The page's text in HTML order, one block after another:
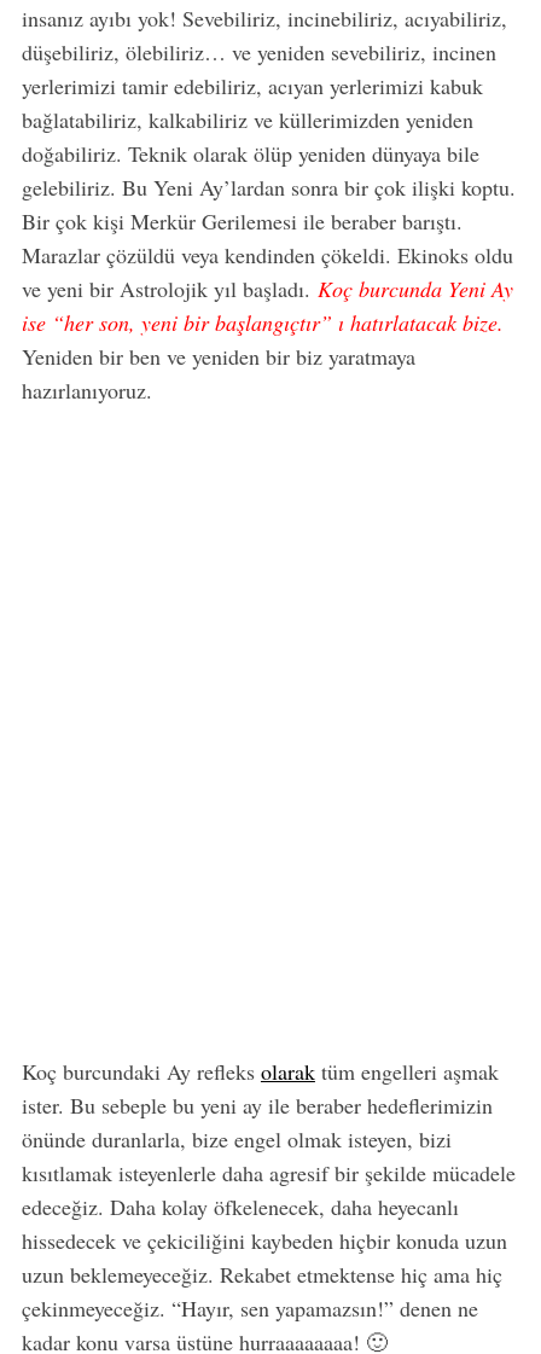
insanız ayıbı yok! Sevebiliriz, incinebiliriz, acıyabiliriz,
düşebiliriz, ölebiliriz… ve yeniden sevebiliriz, incinen
yerlerimizi tamir edebiliriz, acıyan yerlerimizi kabuk
bağlatabiliriz, kalkabiliriz ve küllerimizden yeniden
doğabiliriz. Teknik olarak ölüp yeniden dünyaya bile
gelebiliriz. Bu Yeni Ay’lardan sonra bir çok ilişki koptu.
Bir çok kişi Merkür Gerilemesi ile beraber barıştı.
Marazlar çözüldü veya kendinden çökeldi. Ekinoks oldu
ve yeni bir Astrolojik yıl başladı. Koç burcunda Yeni Ay
ise “her son, yeni bir başlangıçtır” ı hatırlatacak bize.
Yeniden bir ben ve yeniden bir biz yaratmaya
hazırlanıyoruz.
Koç burcundaki Ay refleks olaraktüm engelleri aşmak
ister. Bu sebeple bu yeni ay ile beraber hedeflerimizin
önünde duranlarla, bize engel olmak isteyen, bizi
kısıtlamak isteyenlerle daha agresif bir şekilde mücadele
edeceğiz. Daha kolay öfkelenecek, daha heyecanlı
hissedecek ve çekiciliğini kaybeden hiçbir konuda uzun
uzun beklemeyeceğiz. Rekabet etmektense hiç ama hiç
çekinmeyeceğiz. “Hayır, sen yapamazsın!” denen ne
kadar konu varsa üstüne hurraaaaaaaa! 🙂